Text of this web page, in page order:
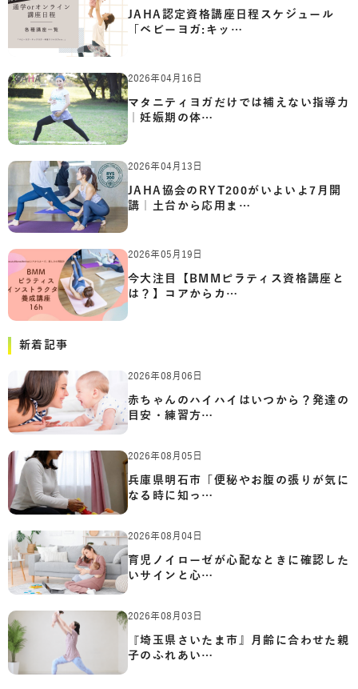
JAHA認定資格講座日程スケジュール
「ベビーヨガ:キッ…
2026年04月16日
マタニティヨガだけでは補えない指導力
｜妊娠期の体…
2026年04月13日
JAHA協会のRYT200がいよいよ7月開
講｜土台から応用ま…
2026年05月19日
今大注目【BMMピラティス資格講座と
は？】コアからカ…
新着記事
2026年08月06日
赤ちゃんのハイハイはいつから？発達の
目安・練習方…
2026年08月05日
兵庫県明石市「便秘やお腹の張りが気に
なる時に知っ…
2026年08月04日
育児ノイローゼが心配なときに確認した
いサインと心…
2026年08月03日
『埼玉県さいたま市』月齢に合わせた親
子のふれあい…